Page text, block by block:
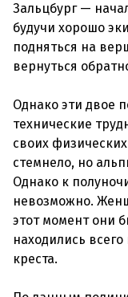
Зальцбург —
будучи хорошо
подняться на
вернуться
Однако эти двое
технические
своих
стемнело, но
Однако к
невозможно.
этот момент они
находились
креста.